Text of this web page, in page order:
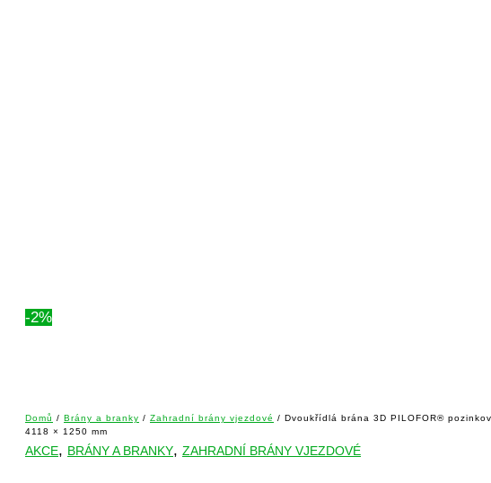
-2%
Domů / Brány a branky / Zahradní brány vjezdové / Dvoukřídlá brána 3D PILOFOR®
4118 × 1250 mm
AKCE, BRÁNY A BRANKY, ZAHRADNÍ BRÁNY VJEZDOVÉ